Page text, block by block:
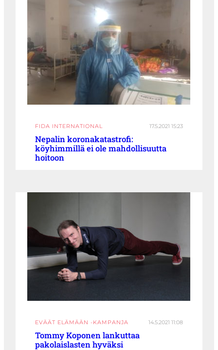
FIDA INTERNATIONAL 17.5.2021 15:23
Nepalin koronakatastrofi:
köyhimmillä ei ole mahdollisuutta
hoitoon
EVÄÄT ELÄMÄÄN -KAMPANJA 14.5.2021 11:08
Tommy Koponen lankuttaa
pakolaislasten hyväksi